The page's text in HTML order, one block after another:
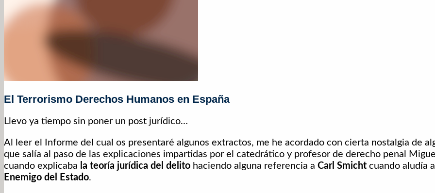
El Terrorismo Derechos Humanos en España
Llevo ya tiempo sin poner un post jurídico…
Al leer el Informe del cual os presentaré algunos extractos, me he acordado con cierta nostalgia de
que salía al paso de las explicaciones impartidas por el catedrático y profesor de derecho penal
cuando explicaba la teoría jurídica del delito haciendo alguna referencia a Carl Smicht cuando aludía
Enemigo del Estado.